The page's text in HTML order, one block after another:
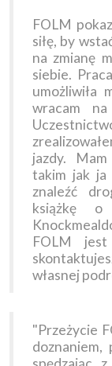
FOLM
siłę, by
na zmianę
siebie.
umożliwiła
wracam
jazdy.
takim jak ja
znaleźć
książkę o
FOLM
własnej
"Przeżycie
doznaniem,